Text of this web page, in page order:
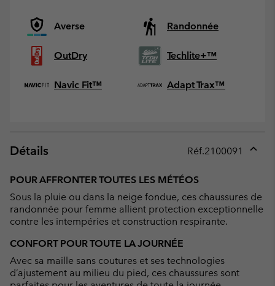
Averse Randonnée
OutDry Techlite+™
Navic Fit™ Adapt Trax™
Détails Réf.2100091
POUR AFFRONTER TOUTES LES MÉTÉOS
Sous la pluie ou dans la neige fondue, ces chaussures de
randonnée pour femme allient protection exceptionnelle
contre les intempéries et construction respirante.
CONFORT POUR TOUTE LA JOURNÉE
Avec sa maille sans coutures et ses technologies
d’ajustement au milieu du pied, ces chaussures sont